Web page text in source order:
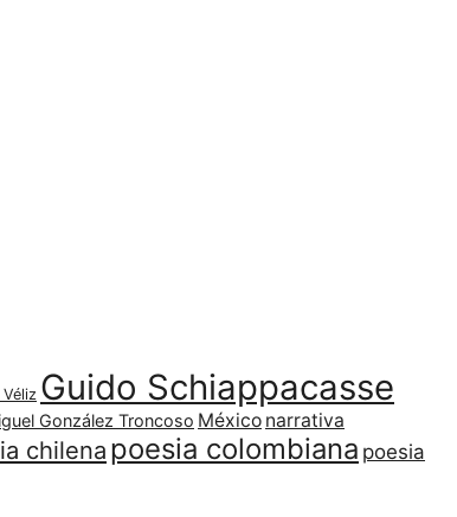
Guido Schiappacasse
González Troncoso México narrativa
chilenapoesia colombiana poesia